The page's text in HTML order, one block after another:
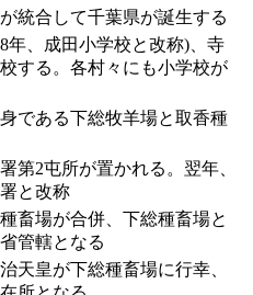
統合して千葉県が誕生する
年、成田小学校と改称)、寺
する。各村々にも小学校が
である下総牧羊場と取香種
第2屯所が置かれる。翌年、
と改称
畜場が合併、下総種畜場と
管轄となる
天皇が下総種畜場に行幸、